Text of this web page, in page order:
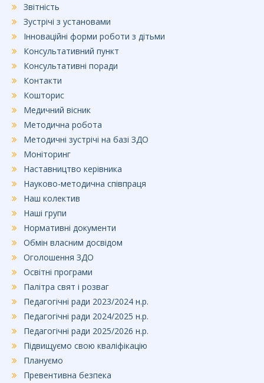
Звітність
Зустрічі з установами
Інноваційні форми роботи з дітьми
Консультативний пункт
Консультативні поради
Контакти
Кошторис
Медичний вісник
Методична робота
Методичні зустрічі на базі ЗДО
Моніторинг
Наставництво керівника
Науково-методична співпраця
Наш колектив
Наші групи
Нормативні документи
Обмін власним досвідом
Оголошення ЗДО
Освітні програми
Палітра свят і розваг
Педагогічні ради 2023/2024 н.р.
Педагогічні ради 2024/2025 н.р.
Педагогічні ради 2025/2026 н.р.
Підвищуємо свою кваліфікацію
Плануємо
Превентивна безпека